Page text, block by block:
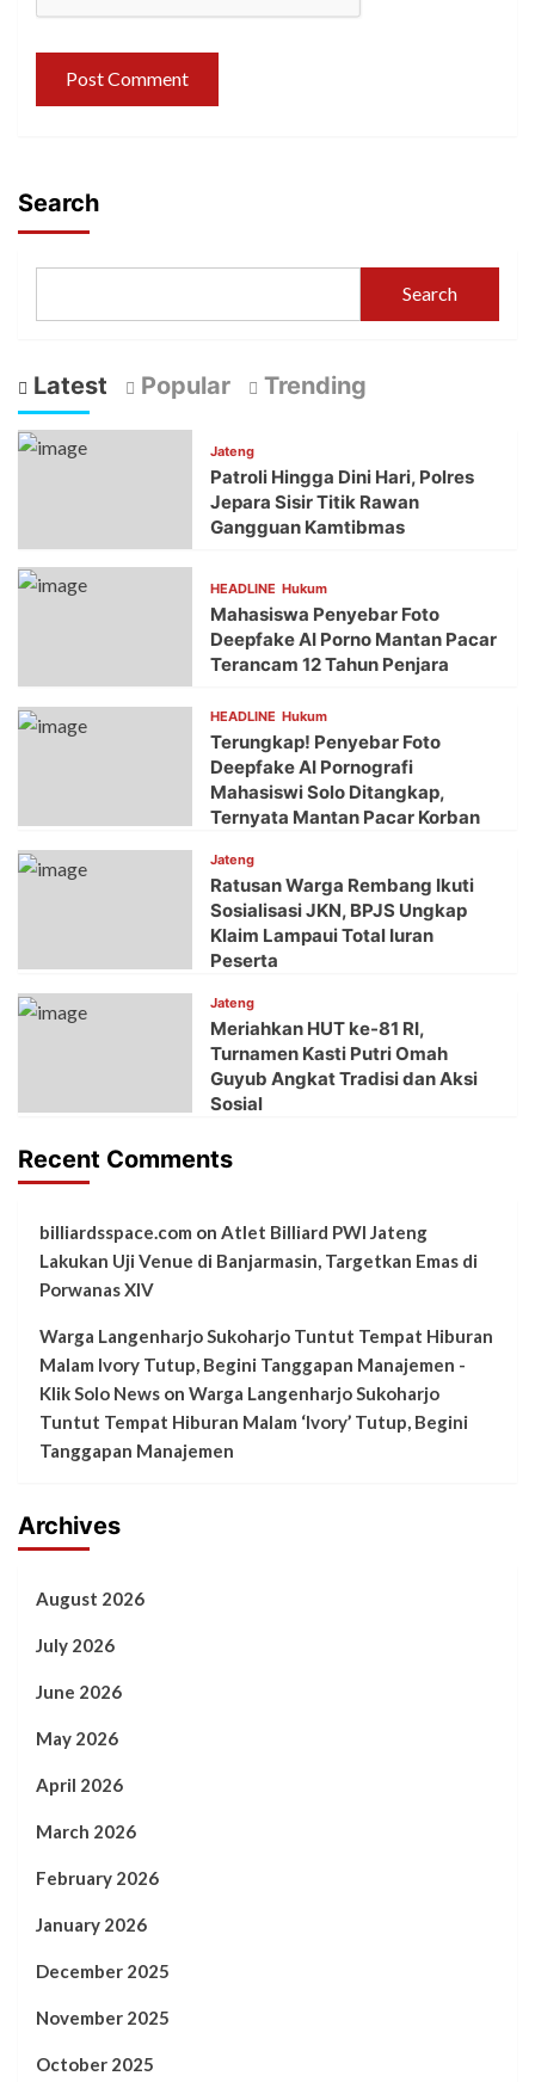
Search
Search
Latest Popular Trending
Jateng
Patroli Hingga Dini Hari, Polres
Jepara Sisir Titik Rawan
Gangguan Kamtibmas
HEADLINE Hukum
Mahasiswa Penyebar Foto
Deepfake AI Porno Mantan Pacar
Terancam 12 Tahun Penjara
HEADLINE Hukum
Terungkap! Penyebar Foto
Deepfake AI Pornografi
Mahasiswi Solo Ditangkap,
Ternyata Mantan Pacar Korban
Jateng
Ratusan Warga Rembang Ikuti
Sosialisasi JKN, BPJS Ungkap
Klaim Lampaui Total Iuran
Peserta
Jateng
Meriahkan HUT ke-81 RI,
Turnamen Kasti Putri Omah
Guyub Angkat Tradisi dan Aksi
Sosial
Recent Comments
billiardsspace.com on Atlet Billiard PWI Jateng
Lakukan Uji Venue di Banjarmasin, Targetkan Emas di
Porwanas XIV
Warga Langenharjo Sukoharjo Tuntut Tempat Hiburan
Malam Ivory Tutup, Begini Tanggapan Manajemen -
Klik Solo News on Warga Langenharjo Sukoharjo
Tuntut Tempat Hiburan Malam ‘Ivory’ Tutup, Begini
Tanggapan Manajemen
Archives
August 2026
July 2026
June 2026
May 2026
April 2026
March 2026
February 2026
January 2026
December 2025
November 2025
October 2025